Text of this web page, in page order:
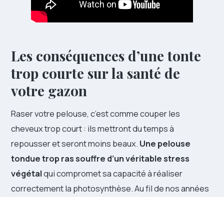
Les conséquences d’une tonte
trop courte sur la santé de
votre gazon
Raser votre pelouse, c’est comme couper les
cheveux trop court : ils mettront du temps à
repousser et seront moins beaux. Une pelouse
tondue trop ras souffre d’un véritable stress
végétalqui compromet sa capacité à réaliser
correctement la photosynthèse. Au fil de nos années